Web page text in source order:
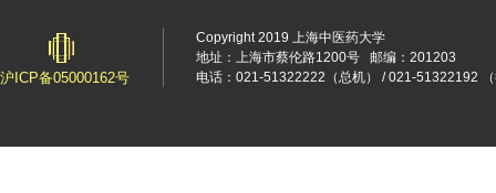
沪ICP备05000162号
Copyright 2019 上海中医药大学
地址：上海市蔡伦路1200号
邮编：201203
电话：021-51322222（总机） / 021-51322192